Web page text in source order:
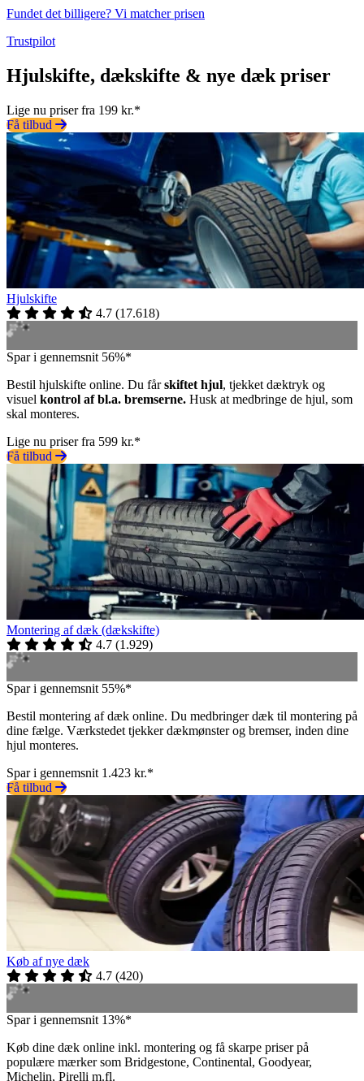
Fundet det billigere? Vi matcher prisen
Trustpilot
Hjulskifte, dækskifte & nye dæk priser
Lige nu priser fra 199 kr.*
Få tilbud
Hjulskifte
4.7 (17.618)
Spar i gennemsnit 56%*
Bestil hjulskifte online. Du fårskiftet hjul, tjekket dæktryk og
visuel kontrol af bl.a. bremserne. Husk at medbringe de hjul, som
skal monteres.
Lige nu priser fra 599 kr.*
Få tilbud
Montering af dæk (dækskifte)
4.7 (1.929)
Spar i gennemsnit 55%*
Bestil montering af dæk online. Du medbringer dæk til montering på
dine fælge. Værkstedet tjekker dækmønster og bremser, inden dine
hjul monteres.
Spar i gennemsnit 1.423 kr.*
Få tilbud
Køb af nye dæk
4.7 (420)
Spar i gennemsnit 13%*
Køb dine dæk online inkl. montering og få skarpe priser på
populære mærker som Bridgestone, Continental, Goodyear,
Michelin, Pirelli m.fl.